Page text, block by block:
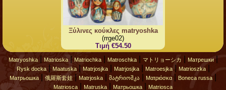
Ξύλινες κούκλες matryoshka
(rrge02)
Τιμή €54.50
Matryoshka| Matrioska| Matriochka| Matroschka| マトリョーシカ Матрешки|
Rysk docka| Maatuska| Matrjosjka| Matrjosjka| Matroesjka| Matrioszka|
Матрьошка 俄羅斯套娃 Matrjoska მატრიოშკა Ματριόσκα Boneca russa
Matriosca Matruska Матрьошка Matriosca